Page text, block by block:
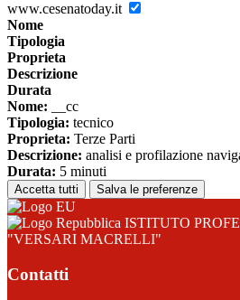
www.cesenatoday.it
Nome
Tipologia
Proprieta
Descrizione
Durata
Nome: __cc
Tipologia: tecnico
Proprieta: Terze Parti
Descrizione: analisi e profilazione
Durata: 5 minuti
Accetta tutti Salva le preferenze
ISTITUTO
"VERSARI MACRELLI"
Contatti